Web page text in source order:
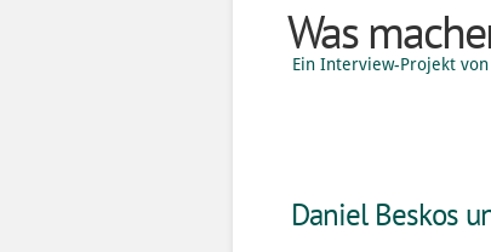
Was
Ein Interview-Projekt
Daniel Beskos